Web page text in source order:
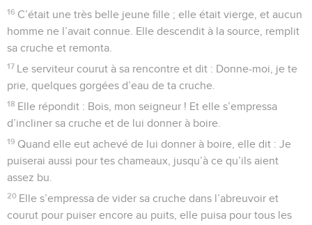
16 C’était une très belle jeune fille ; elle était vierge, et aucun
homme ne l’avait connue. Elle descendit à la source, remplit
sa cruche et remonta.
17 Le serviteur courut à sa rencontre et dit : Donne-moi, je te
prie, quelques gorgées d’eau de ta cruche.
18 Elle répondit : Bois, mon seigneur ! Et elle s’empressa
d’incliner sa cruche et de lui donner à boire.
19 Quand elle eut achevé de lui donner à boire, elle dit : Je
puiserai aussi pour tes chameaux, jusqu’à ce qu’ils aient
assez bu.
20 Elle s’empressa de vider sa cruche dans l’abreuvoir et
courut pour puiser encore au puits, elle puisa pour tous les